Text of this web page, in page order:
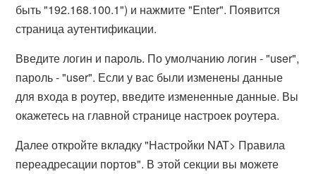
быть "192.168.100.1") и нажмите "Enter". Появится
страница аутентификации.
Введите логин и пароль. По умолчанию логин - "user",
пароль - "user". Если у вас были изменены данные
для входа в роутер, введите измененные данные. Вы
окажетесь на главной странице настроек роутера.
Далее откройте вкладку "Настройки NAT> Правила
переадресации портов". В этой секции вы можете